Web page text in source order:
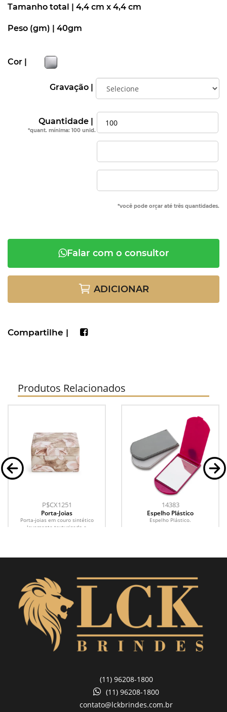
Tamanho total | 4,4 cm x 4,4 cm
Peso (gm) | 40gm
Cor |
Gravação |
Quantidade |
*quant. mínima: 100 unid.
*você pode orçar até três quantidades.
Falar com o consultor
ADICIONAR
Compartilhe |
Produtos Relacionados
P$CX1251
Porta-Joias
Porta-joias em couro sintético
levemente texturizado e
14383
Espelho Plástico
Espelho Plástico.
(11) 96208-1800
(11) 96208-1800
contato@lckbrindes.com.br